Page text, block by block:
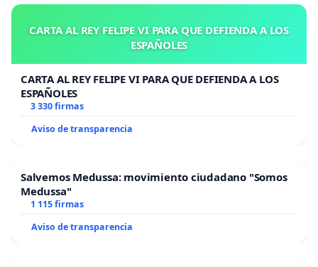
CARTA AL REY FELIPE VI PARA QUE DEFIENDA A LOS
ESPAÑOLES
CARTA AL REY FELIPE VI PARA QUE DEFIENDA A LOS
ESPAÑOLES
3 330 firmas
Aviso de transparencia
Salvemos Medussa: movimiento ciudadano "Somos
Medussa"
1 115 firmas
Aviso de transparencia